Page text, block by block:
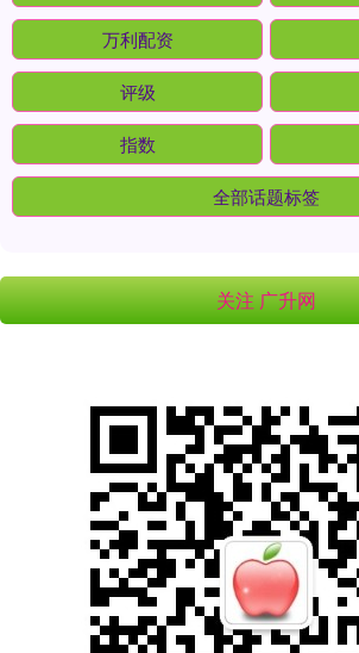
万利配资
评级
指数
全部话题标签
关注 广升网